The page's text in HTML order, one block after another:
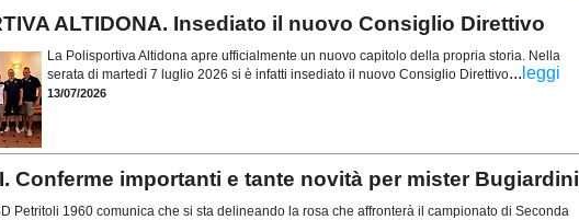
ALTIDONA. Insediato il nuovo Consiglio Direttivo
La Polisportiva Altidona apre ufficialmente un nuovo capitolo della propria storia. Nella
serata di martedì 7 luglio 2026 si è infatti insediato il nuovo Consiglio Direttivo... leggi
13/07/2026
Conferme importanti e tante novità per mister Bugiardini
Petritoli 1960 comunica che si sta delineando la rosa che affronterà il campionato di Seconda